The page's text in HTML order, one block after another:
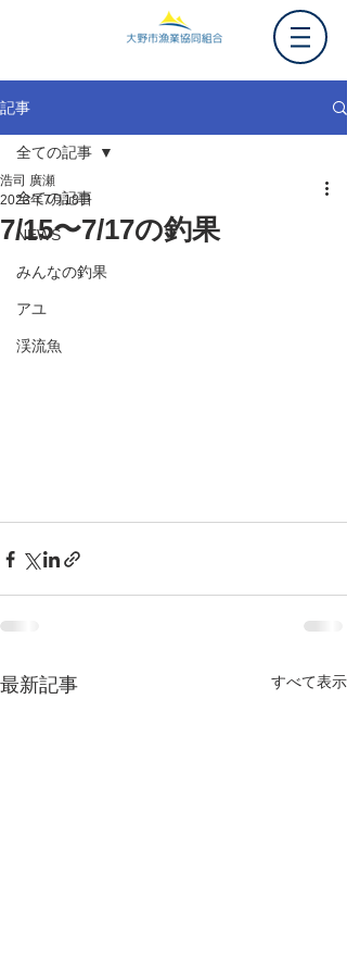
記事
全ての記事
NEWS
みんなの釣果
アユ
渓流魚
全ての記事
7/15〜7/17の釣果
浩司 廣瀬
2023年7月18日
最新記事 すべて表示